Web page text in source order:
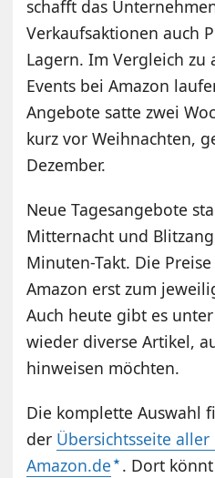
schafft das
Verkaufsaktionen auch
Lagern. Im Vergleich zu
Events bei Amazon
Angebote satte zwei
kurz vor Weihnachten,
Dezember.
Neue Tagesangebote
Mitternacht und
Minuten-Takt. Die
Amazon erst zum
Auch heute gibt es
wieder diverse Artikel,
hinweisen möchten.
Die komplette Auswahl
der Übersichtsseite aller
Amazon.de . Dort